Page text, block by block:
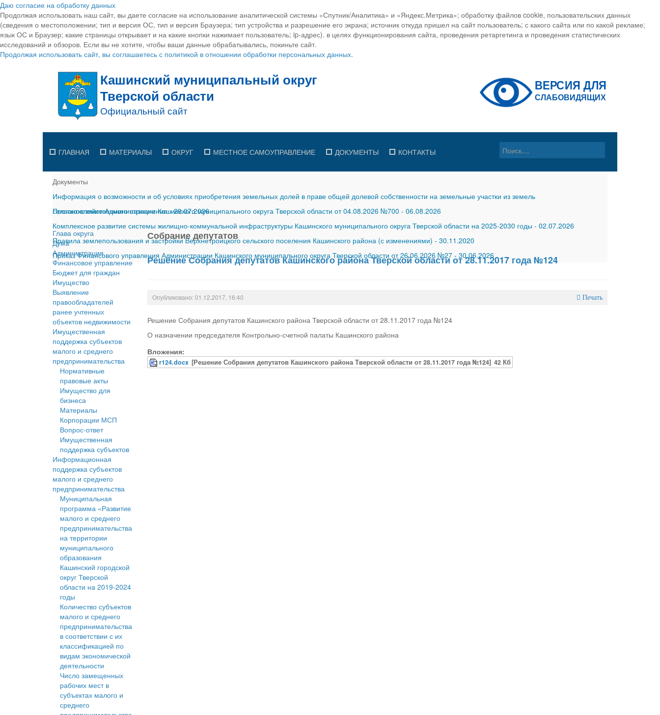
Даю согласие на обработку данных
Продолжая использовать наш сайт, вы даете согласие на использование аналитической системы «Спутник/Аналитика» и «Яндекс.Метрика»; обработку файлов cookie, пользовательских данных
(сведения о местоположении; тип и версия ОС, тип и версия Браузера; тип устройства и разрешение его экрана; источник откуда пришел на сайт пользователь; с какого сайта или по какой рекламе;
язык ОС и Браузер; какие страницы открывает и на какие кнопки нажимает пользователь; ip-адрес). в целях функционирования сайта, проведения ретаргетинга и проведения статистических
исследований и обзоров. Если вы не хотите, чтобы ваши данные обрабатывались, покиньте сайт.
Продолжая использовать сайт, вы соглашаетесь с политикой в отношении обработки персональных данных.
ГЛАВНАЯ МАТЕРИАЛЫ ОКРУГ МЕСТНОЕ САМОУПРАВЛЕНИЕ ДОКУМЕНТЫ КОНТАКТЫ
Документы
Информация о возможности и об условиях приобретения земельных долей в праве общей долевой собственности на земельные участки из земель
сельскохозяйственного назначения-29.07.2026
Постановление Администрации Кашинского муниципального округа Тверской области от 04.08.2026 №700 - 06.08.2026
Комплексное развитие системы жилищно-коммунальной инфраструктуры Кашинского муниципального округа Тверской области на 2025-2030 годы - 02.07.2026
Правила землепользования и застройки Верхнетроицкого сельского поселения Кашинского района (с изменениями) - 30.11.2020
Приказ Финансового управления Администрации Кашинского муниципального округа Тверской области от 26.06.2026 №27 - 30.06.2026
Глава округа
Дума
Администрация
Финансовое управление
Бюджет для граждан
Имущество
Выявление
правообладателей
ранее учтенных
объектов недвижимости
Имущественная
поддержка субъектов
малого и среднего
предпринимательства
Нормативные
правовые акты
Имущество для
бизнеса
Материалы
Корпорации МСП
Вопрос-ответ
Имущественная
поддержка субъектов
Информационная
поддержка субъектов
малого и среднего
предпринимательства
Муниципальная
программа «Развитие
малого и среднего
предпринимательства
на территории
муниципального
образования
Кашинский городской
округ Тверской
области на 2019-2024
годы
Количество субъектов
малого и среднего
предпринимательства
в соответствии с их
классификацией по
видам экономической
деятельности
Число замещенных
рабочих мест в
субъектах малого и
среднего
Собрание депутатов
Решение Собрания депутатов Кашинского района Тверской области от 28.11.2017 года №124
Опубликовано: 01.12.2017, 16:40 Печать
Решение Собрания депутатов Кашинского района Тверской области от 28.11.2017 года №124
О назначении председателя Контрольно-счетной палаты Кашинского района
Вложения:
r124.docx [Решение Собрания депутатов Кашинского района Тверской области от 28.11.2017 года №124] 42 Кб